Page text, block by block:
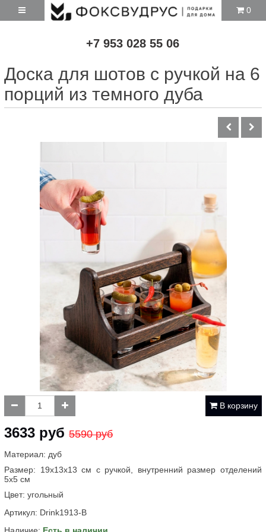
+7 953 028 55 06
0
Доска для шотов с ручкой на 6
порций из темного дуба
В корзину
3633 руб 5590 руб
Материал: дуб
Размер: 19х13х13 см с ручкой, внутренний размер отделений
5х5 см
Цвет: угольный
Артикул: Drink1913-B